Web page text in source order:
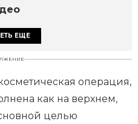
ЕЩЕ
операция,
как на верхнем,
целью